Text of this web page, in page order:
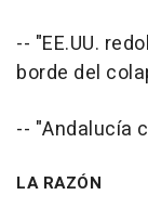
-- "EE.UU.
borde del
-- "Andalucía
LA RAZÓN